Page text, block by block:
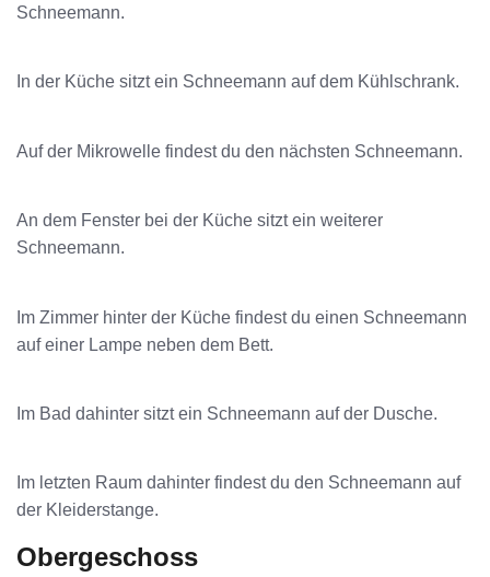
Schneemann.
In der Küche sitzt ein Schneemann auf dem Kühlschrank.
Auf der Mikrowelle findest du den nächsten Schneemann.
An dem Fenster bei der Küche sitzt ein weiterer
Schneemann.
Im Zimmer hinter der Küche findest du einen Schneemann
auf einer Lampe neben dem Bett.
Im Bad dahinter sitzt ein Schneemann auf der Dusche.
Im letzten Raum dahinter findest du den Schneemann auf
der Kleiderstange.
Obergeschoss